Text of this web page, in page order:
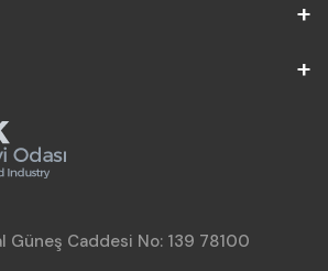
Güneş Caddesi No: 139 78100